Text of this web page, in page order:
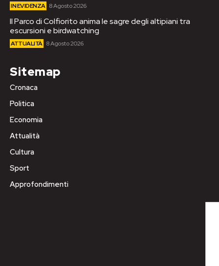
IN EVIDENZA 8 Agosto 2026
Il Parco di Colfiorito anima le sagre degli altipiani tra
escursioni e birdwatching
ATTUALITÀ 8 Agosto 2026
Sitemap
Cronaca
Politica
Economia
Attualità
Cultura
Sport
Approfondimenti